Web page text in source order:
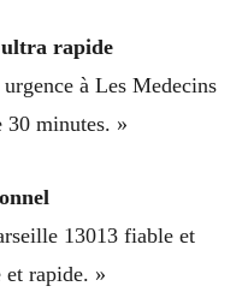
rapide
à Les Medecins
30 minutes. »
13013 fiable et
et rapide. »